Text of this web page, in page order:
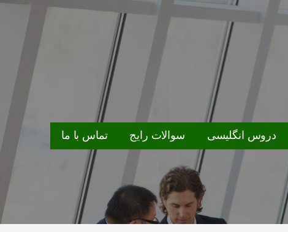
دروس انگلیسی سوالات رایج تماس با ما